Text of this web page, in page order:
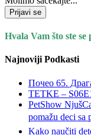
Prijavi se
Hvala Vam što ste
Najnoviji Podkasti
Почео 65.
TETKE –
PetShow
pomažu deci
Kako naučiti